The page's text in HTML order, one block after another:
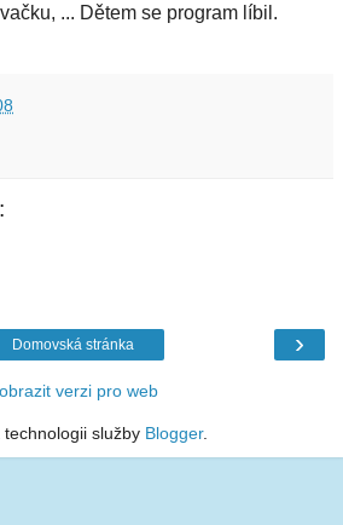
... Dětem se program líbil.
›
Domovská stránka
verzi pro web
technologii služby Blogger.